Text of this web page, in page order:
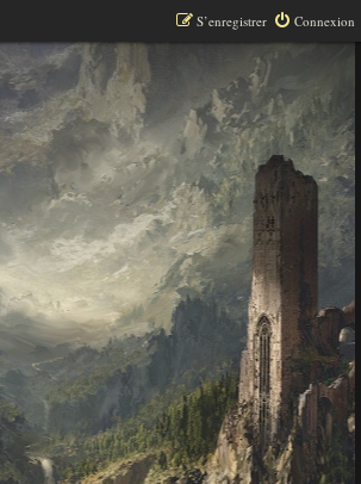
Connexion
S’enregistrer